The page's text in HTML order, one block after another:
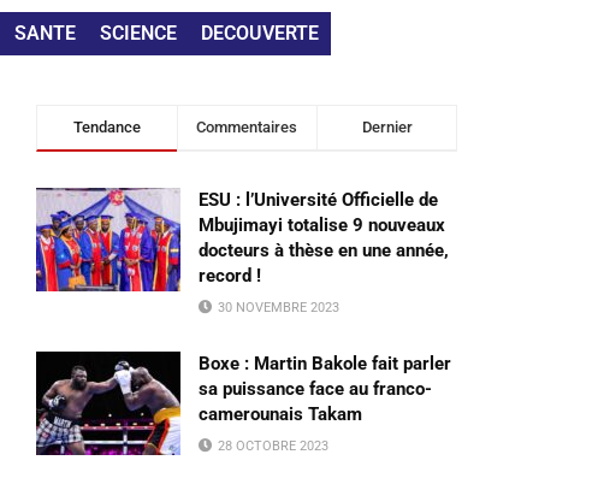
SANTE SCIENCE DECOUVERTE
Tendance Commentaires Dernier
ESU : l’Université Officielle de
Mbujimayi totalise 9 nouveaux
docteurs à thèse en une année,
record !
30 NOVEMBRE 2023
Boxe : Martin Bakole fait parler
sa puissance face au franco-
camerounais Takam
28 OCTOBRE 2023